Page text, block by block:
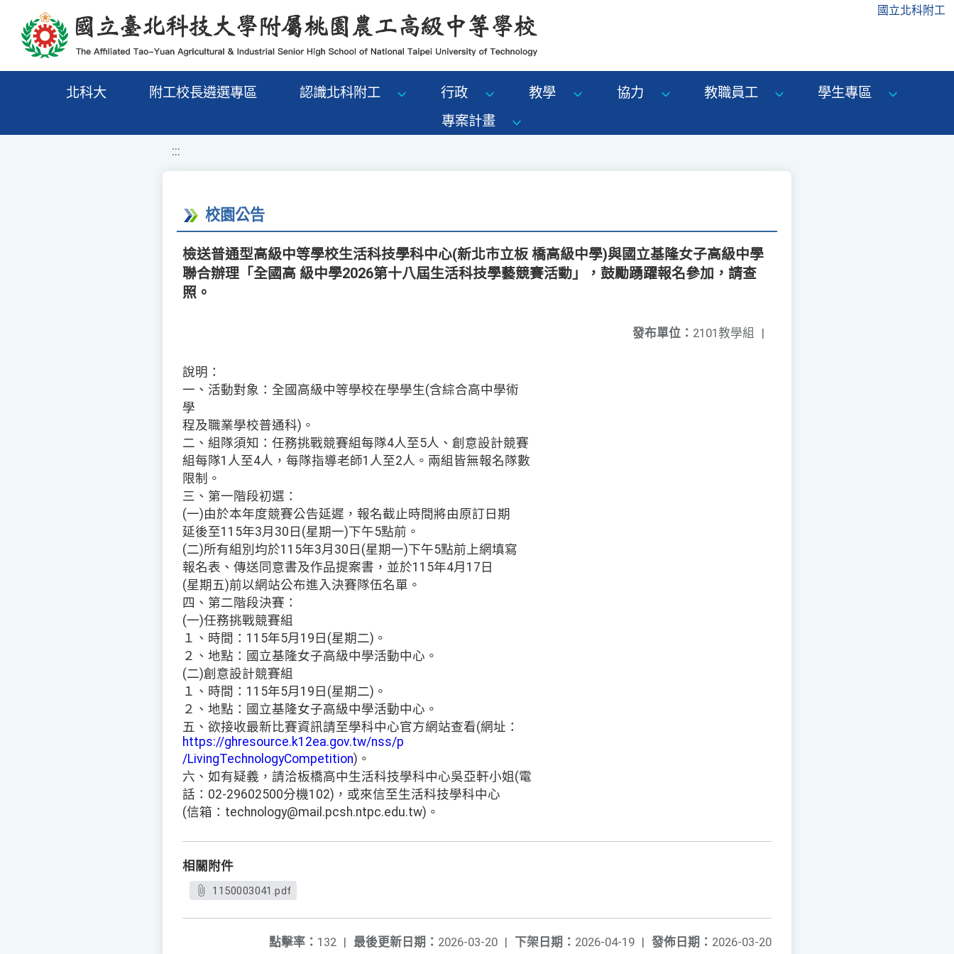
移至網頁之主要內容區位置 國立北科附工
北科大 附工校長遴選專區 認識北科附工 行政 教學 協力 教職員工
學生專區
專案計畫
:::
校園公告
檢送普通型高級中等學校生活科技學科中心(新北市立板 橋高級中學)與國立基隆女子高級中學
聯合辦理「全國高 級中學2026第十八屆生活科技學藝競賽活動」，鼓勵踴躍報名參加，請查
照。
發布單位： 2101教學組 |
說明：
一、活動對象：全國高級中等學校在學學生(含綜合高中學術
學
程及職業學校普通科)。
二、組隊須知：任務挑戰競賽組每隊4人至5人、創意設計競賽
組每隊1人至4人，每隊指導老師1人至2人。兩組皆無報名隊數
限制。
三、第一階段初選：
(一)由於本年度競賽公告延遲，報名截止時間將由原訂日期
延後至115年3月30日(星期一)下午5點前。
(二)所有組別均於115年3月30日(星期一)下午5點前上網填寫
報名表、傳送同意書及作品提案書，並於115年4月17日
(星期五)前以網站公布進入決賽隊伍名單。
四、第二階段決賽：
(一)任務挑戰競賽組
１、時間：115年5月19日(星期二)。
２、地點：國立基隆女子高級中學活動中心。
(二)創意設計競賽組
１、時間：115年5月19日(星期二)。
２、地點：國立基隆女子高級中學活動中心。
五、欲接收最新比賽資訊請至學科中心官方網站查看(網址：
https://ghresource.k12ea.gov.tw/nss/p
/LivingTechnologyCompetition)。
六、如有疑義，請洽板橋高中生活科技學科中心吳亞軒小姐(電
話：02-29602500分機102)，或來信至生活科技學科中心
(信箱：technology@mail.pcsh.ntpc.edu.tw)。
相關附件
1150003041.pdf
發佈日期： 2026-03-20
下架日期： 2026-04-19 |
最後更新日期： 2026-03-20 |
點擊率： 132 |